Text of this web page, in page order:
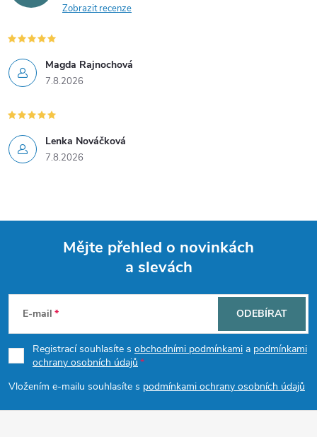
Zobrazit recenze
Magda Rajnochová
7.8.2026
Lenka Nováčková
7.8.2026
p
a
t
Mějte přehled o novinkách
a slevách
E-mail
Registrací souhlasíte s obchodními podmínkami a podmínkami
ochrany osobních údajů
Vložením e-mailu souhlasíte s podmínkami ochrany osobních údajů
ODEBÍRAT